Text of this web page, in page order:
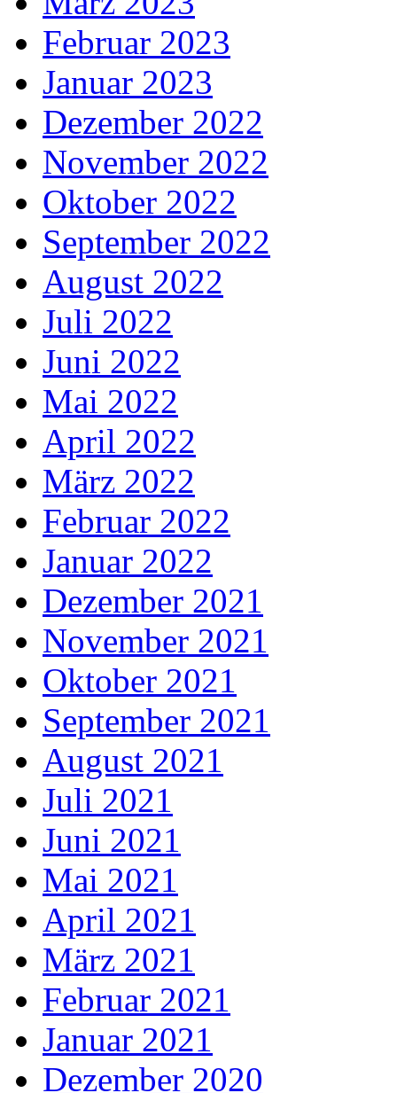
Februar 2023
Januar 2023
Dezember 2022
November 2022
Oktober 2022
September 2022
August 2022
Juli 2022
Juni 2022
Mai 2022
April 2022
März 2022
Februar 2022
Januar 2022
Dezember 2021
November 2021
Oktober 2021
September 2021
August 2021
Juli 2021
Juni 2021
Mai 2021
April 2021
März 2021
Februar 2021
Januar 2021
Dezember 2020